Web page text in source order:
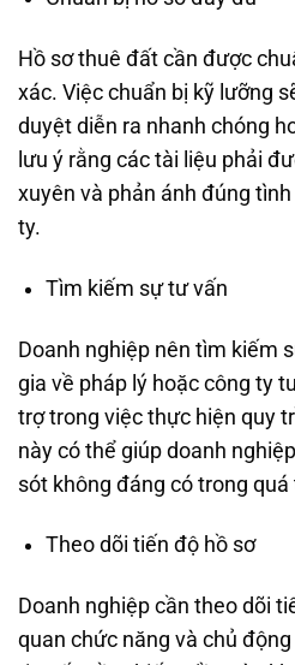
Hồ sơ thuê đất cần được
xác. Việc chuẩn bị kỹ lưỡng
duyệt diễn ra nhanh chóng
lưu ý rằng các tài liệu phải
xuyên và phản ánh đúng
ty.
Tìm kiếm sự tư vấn
Doanh nghiệp nên tìm kiếm
gia về pháp lý hoặc công ty
trợ trong việc thực hiện quy
này có thể giúp doanh
sót không đáng có trong
Theo dõi tiến độ hồ sơ
Doanh nghiệp cần theo dõi
quan chức năng và chủ